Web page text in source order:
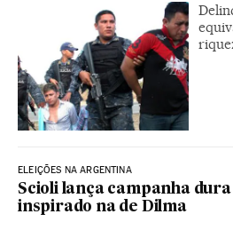
ELEIÇÕES NA ARGENTINA
Scioli lança campanha
inspirado na de Dilma